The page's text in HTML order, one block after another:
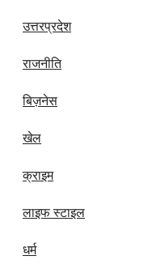
उत्तरप्रदेश
राजनीति
बिज़नेस
खेल
क्राइम
लाइफ स्टाइल
धर्म